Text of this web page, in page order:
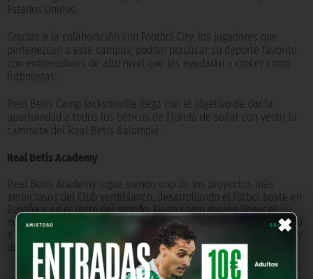
×
Estados Unidos.
Gracias a la colaboración con Footbol City, los jugadores que
pertenezcan a este campus, podrán practicar su deporte favorito
con entrenadores de alto nivel que les ayudarán a crecer como
futbolistas.
Real Betis Camp Jacksonville llega con el objetivo de dar la
oportunidad a todos los béticos de Florida de soñar con vestir la
camiseta del Real Betis Balompié.
Real Betis Academy
Real Betis Academy sigue siendo uno de los proyectos más
ambiciosos del Club verdiblanco, desarrollando el fútbol baste en
España y en el resto del mundo. Tiene como misión llevar el
nombre del Real Betis Balompié internacionalmente, permitiendo
a alrededor de 3.000 futbolistas, de tener una experiencia única y
de gran nivel, aprendiendo los valores de la entidad.